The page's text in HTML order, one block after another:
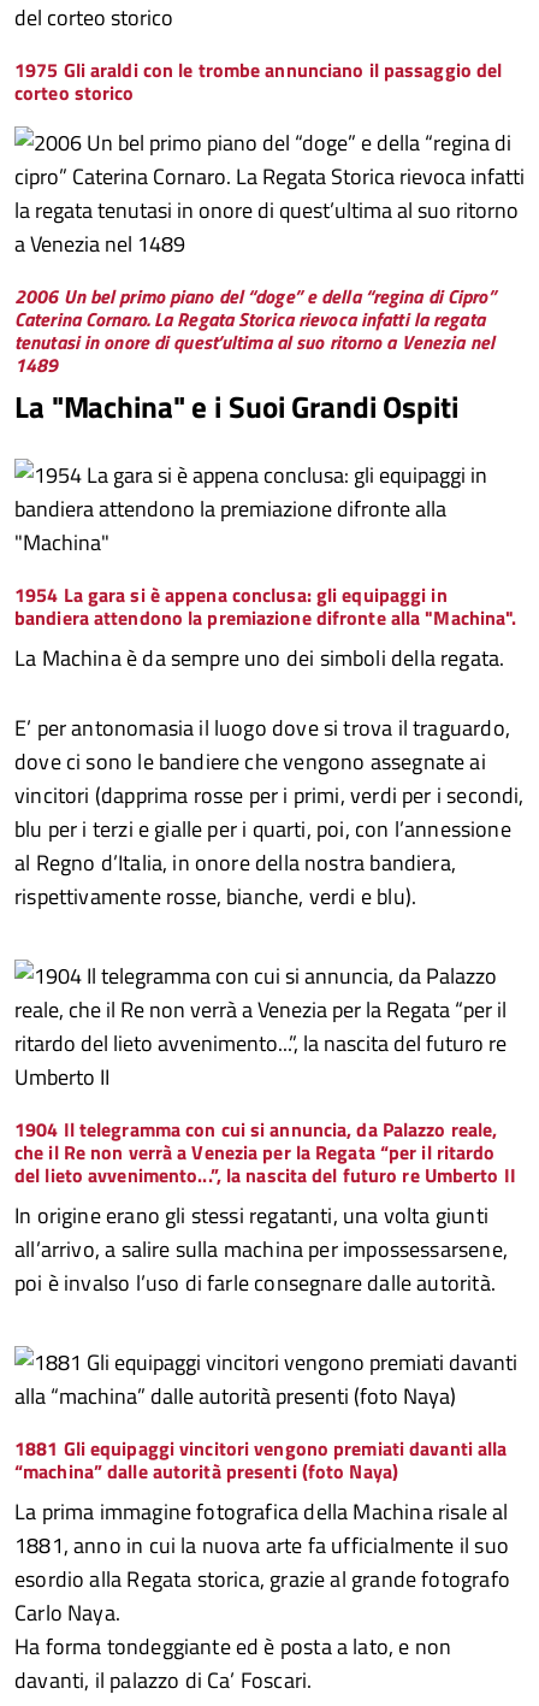
1975 Gli araldi con le trombe annunciano il passaggio del
corteo storico
2006 Un bel primo piano del “doge” e della “regina di Cipro”
Caterina Cornaro. La Regata Storica rievoca infatti la regata
tenutasi in onore di quest’ultima al suo ritorno a Venezia nel
1489
La "Machina" e i Suoi Grandi Ospiti
1954 La gara si è appena conclusa: gli equipaggi in
bandiera attendono la premiazione difronte alla "Machina".
La Machina è da sempre uno dei simboli della regata.
E’ per antonomasia il luogo dove si trova il traguardo,
dove ci sono le bandiere che vengono assegnate ai
vincitori (dapprima rosse per i primi, verdi per i secondi,
blu per i terzi e gialle per i quarti, poi, con l’annessione
al Regno d’Italia, in onore della nostra bandiera,
rispettivamente rosse, bianche, verdi e blu).
1904 Il telegramma con cui si annuncia, da Palazzo reale,
che il Re non verrà a Venezia per la Regata “per il ritardo
del lieto avvenimento...”, la nascita del futuro re Umberto II
In origine erano gli stessi regatanti, una volta giunti
all’arrivo, a salire sulla machina per impossessarsene,
poi è invalso l’uso di farle consegnare dalle autorità.
1881 Gli equipaggi vincitori vengono premiati davanti alla
“machina” dalle autorità presenti (foto Naya)
La prima immagine fotografica della Machina risale al
1881, anno in cui la nuova arte fa ufficialmente il suo
esordio alla Regata storica, grazie al grande fotografo
Carlo Naya.
Ha forma tondeggiante ed è posta a lato, e non
davanti, il palazzo di Ca’ Foscari.